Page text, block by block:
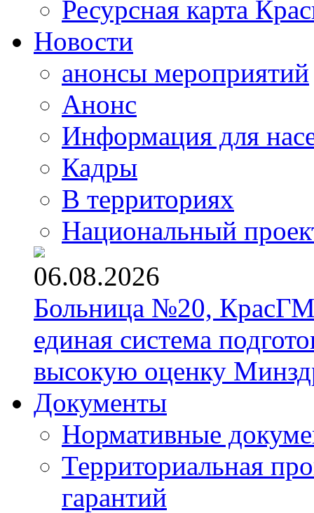
Ресурсная карта
Новости
анонсы мероприятий
Анонс
Информация для
Кадры
В территориях
Национальный
06.08.2026
Больница №20,
единая система
высокую оценку
Документы
Нормативные
Территориальная
гарантий